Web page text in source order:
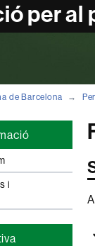
per al
de Barcelona
i